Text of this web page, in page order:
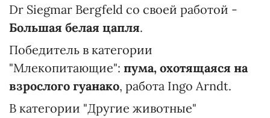
Dr Siegmar Bergfeld со своей работой -
Большая белая цапля.
Победитель в категории
"Млекопитающие": пума, охотящаяся на
взрослого гуанако, работа Ingo Arndt.
В категории "Другие животные"